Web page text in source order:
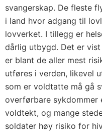
svangerskap. De fleste
i land hvor adgang til
lovverket. I tillegg er
dårlig utbygd. Det er
er blant de aller mest
utføres i verden, likevel
som er voldtatte må gå
overførbare sykdommer
voldtekt, og mange
soldater høy risiko for